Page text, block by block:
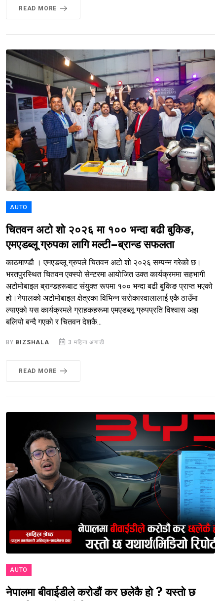
READ MORE
AUTO
चितवन अटो शो २०२६ मा १०० भन्दा बढी बुकिङ,
एमएडब्लू ग्रुपका लागि मल्टी–ब्रान्ड सफलता
काठमाण्डौ । एमएडब्लू ग्रुपले चितवन अटो शो २०२६ सम्पन्न गरेको छ।
भरतपुरस्थित चितवन एक्स्पो सेन्टरमा आयोजित उक्त कार्यक्रममा सहभागी
अटोमोबाइल ब्रान्डहरूबाट संयुक्त रूपमा १०० भन्दा बढी बुकिङ प्राप्त भएको
हो।नेपालको अटोमोबाइल क्षेत्रका विभिन्न सरोकारवालालाई एकै ठाउँमा
ल्याएको यस कार्यक्रमले ग्राहकहरूमा एमएडब्लू ग्रुपप्रति विश्वास अझ
बलियो बन्दै गएको र चितवन देशकै...
BY BIZSHALA 3 महिना अगाडी
READ MORE
AUTO
नेपालमा बीवाईडीले करोडौं कर छलेकै हो ? यस्तो छ